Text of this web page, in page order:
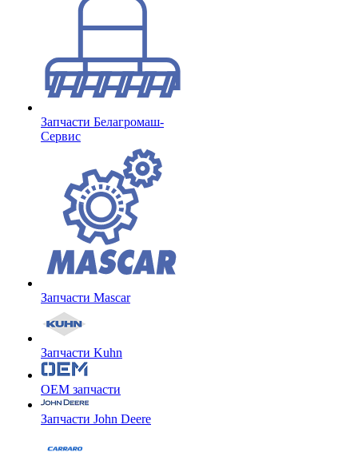
Запчасти Белагромаш-
Сервис
Запчасти Mascar
Запчасти Kuhn
OEM запчасти
Запчасти John Deere